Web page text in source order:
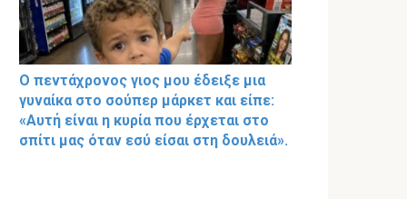
Ο πεντάχρονος γιος μου έδειξε μια
γυναίκα στο σούπερ μάρκετ και είπε:
«Αυτή είναι η κυρία που έρχεται στο
σπίτι μας όταν εσύ είσαι στη δουλειά».